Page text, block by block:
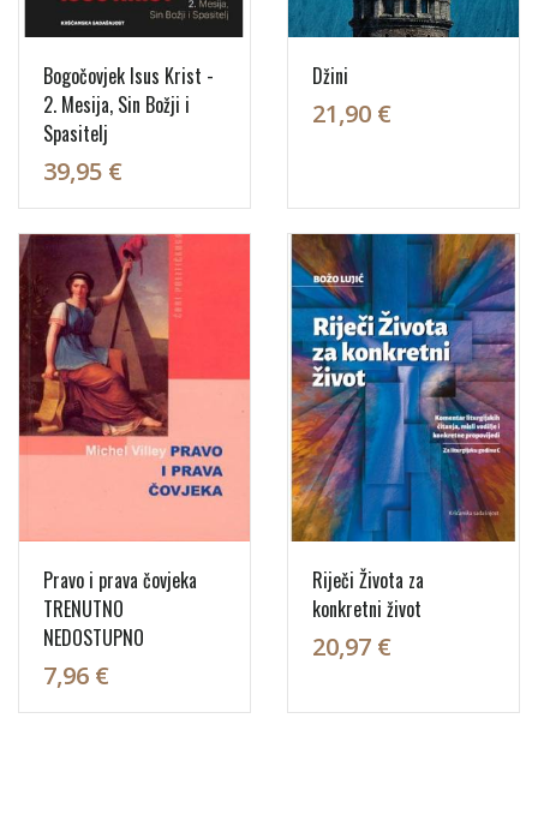
Bogočovjek Isus Krist -
2. Mesija, Sin Božji i
Spasitelj
39,95 €
Džini
21,90 €
Pravo i prava čovjeka
TRENUTNO
NEDOSTUPNO
7,96 €
Riječi Života za
konkretni život
20,97 €